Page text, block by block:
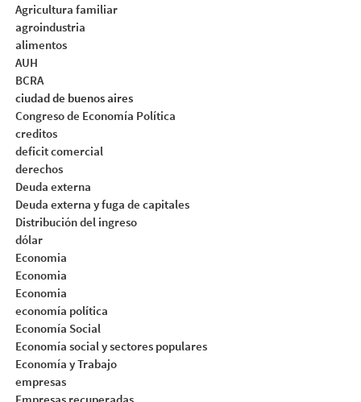
Agricultura familiar
agroindustria
alimentos
AUH
BCRA
ciudad de buenos aires
Congreso de Economía Política
creditos
deficit comercial
derechos
Deuda externa
Deuda externa y fuga de capitales
Distribución del ingreso
dólar
Economia
Economia
Economia
economía política
Economía Social
Economía social y sectores populares
Economía y Trabajo
empresas